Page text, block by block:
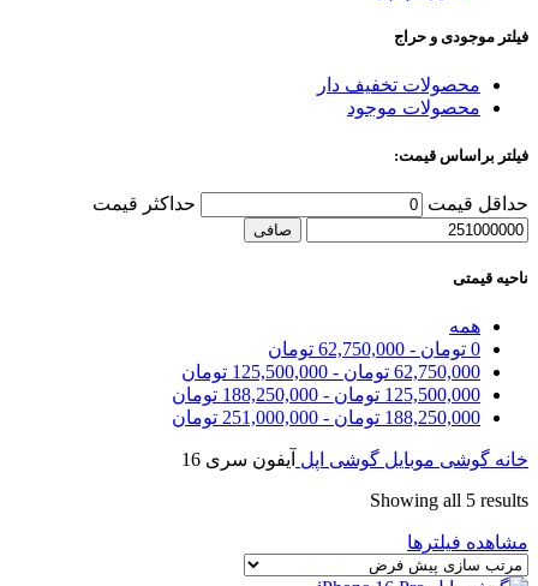
فیلتر موجودی و حراج
محصولات تخفیف دار
محصولات موجود
فیلتر براساس قیمت:
حداقل قیمت حداكثر قيمت
صافی
ناحیه قیمتی
همه
0 تومان -
62,750,000 تومان
62,750,000 تومان -
125,500,000 تومان
125,500,000 تومان -
188,250,000 تومان
188,250,000 تومان -
251,000,000 تومان
خانه گوشی موبایل گوشی اپل آیفون سری 16
Showing all 5 results
مشاهده فیلترها